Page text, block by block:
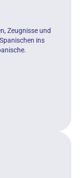
Zeugnisse und
ins